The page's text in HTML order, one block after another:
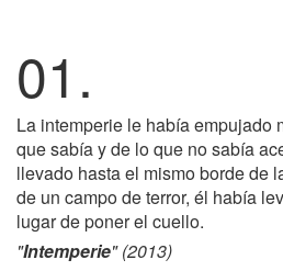
01.
La intemperie le había empujado
que sabía y de lo que no sabía
llevado hasta el mismo borde de
de un campo de terror, él había
lugar de poner el cuello.
"Intemperie" (2013)